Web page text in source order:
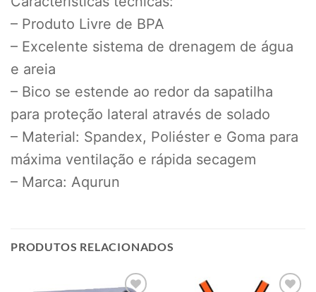
– Produto Livre de BPA
– Excelente sistema de drenagem de água
e areia
– Bico se estende ao redor da sapatilha
para proteção lateral através de solado
– Material: Spandex, Poliéster e Goma para
máxima ventilação e rápida secagem
– Marca: Aqurun
PRODUTOS RELACIONADOS